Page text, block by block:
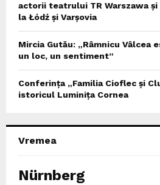
actorii teatrului TR Warszawa
la Łódź și Varșovia
Mircia Gutău: „Râmnicu Vâlcea
un loc, un sentiment”
Conferința „Familia Cioflec și
istoricul Luminița Cornea
Vremea
Nürnberg